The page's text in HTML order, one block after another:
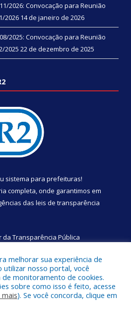
2026: Convocação para Reunião
2026 14 de janeiro de 2026
2025: Convocação para Reunião
2025 22 de dezembro de 2025
sistema para prefeituras!
completa, onde garantimos em
das leis de transparência
da Transparência Pública
a Câmara Municipal de São
da Boa Vista.
melhorar sua experiência de
utilizar nosso portal, você
monitoramento de cookies.
sobre como isso é feito, acesse
mais). Se você concorda, clique em